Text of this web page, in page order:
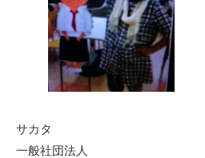
サカタ
一般社団法人